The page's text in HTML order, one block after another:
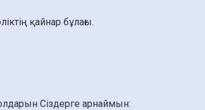
қайнар бұлағы.
Сіздерге арнаймын: